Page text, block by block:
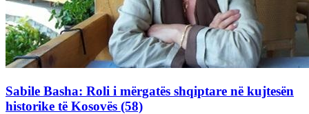
Sabile Basha: Roli i mërgatës shqiptare në kujtesën
historike të Kosovës (58)